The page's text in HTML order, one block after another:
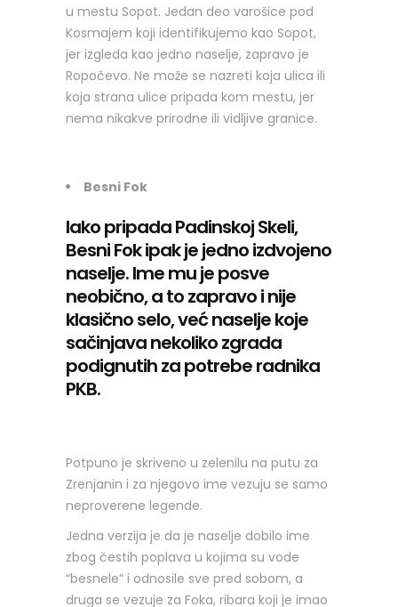
u mestu Sopot. Jedan deo varošice pod
Kosmajem koji identifikujemo kao Sopot,
jer izgleda kao jedno naselje, zapravo je
Ropočevo. Ne može se nazreti koja ulica ili
koja strana ulice pripada kom mestu, jer
nema nikakve prirodne ili vidljive granice.
Besni Fok
Iako pripada Padinskoj Skeli,
Besni Fok ipak je jedno izdvojeno
naselje. Ime mu je posve
neobično, a to zapravo i nije
klasično selo, već naselje koje
sačinjava nekoliko zgrada
podignutih za potrebe radnika
PKB.
Potpuno je skriveno u zelenilu na putu za
Zrenjanin i za njegovo ime vezuju se samo
neproverene legende.
Jedna verzija je da je naselje dobilo ime
zbog čestih poplava u kojima su vode
“besnele” i odnosile sve pred sobom, a
druga se vezuje za Foka, ribara koji je imao